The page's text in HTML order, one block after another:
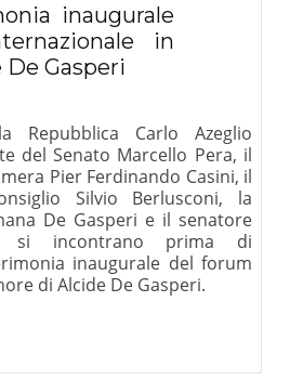
inaugurale
in
Gasperi
Repubblica Carlo Azeglio
del Senato Marcello Pera, il
Pier Ferdinando Casini, il
Silvio Berlusconi, la
De Gasperi e il senatore
si incontrano prima di
inaugurale del forum
di Alcide De Gasperi.